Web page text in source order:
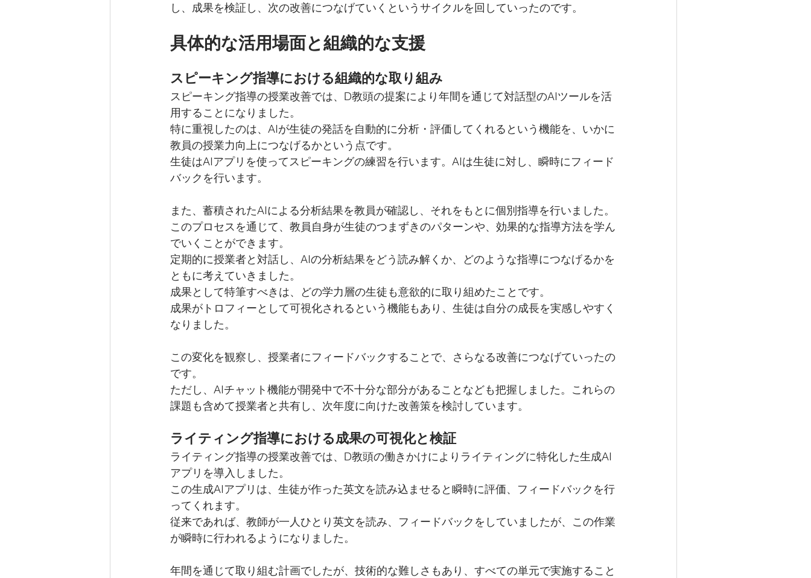
し、成果を検証し、次の改善につなげていくというサイクルを回していったのです。
具体的な活用場面と組織的な支援
スピーキング指導における組織的な取り組み
スピーキング指導の授業改善では、D教頭の提案により年間を通じて対話型のAIツールを活
用することになりました。
特に重視したのは、AIが生徒の発話を自動的に分析・評価してくれるという機能を、いかに
教員の授業力向上につなげるかという点です。
生徒はAIアプリを使ってスピーキングの練習を行います。AIは生徒に対し、瞬時にフィード
バックを行います。
また、蓄積されたAIによる分析結果を教員が確認し、それをもとに個別指導を行いました。
このプロセスを通じて、教員自身が生徒のつまずきのパターンや、効果的な指導方法を学ん
でいくことができます。
定期的に授業者と対話し、AIの分析結果をどう読み解くか、どのような指導につなげるかを
ともに考えていきました。
成果として特筆すべきは、どの学力層の生徒も意欲的に取り組めたことです。
成果がトロフィーとして可視化されるという機能もあり、生徒は自分の成長を実感しやすく
なりました。
この変化を観察し、授業者にフィードバックすることで、さらなる改善につなげていったの
です。
ただし、AIチャット機能が開発中で不十分な部分があることなども把握しました。これらの
課題も含めて授業者と共有し、次年度に向けた改善策を検討しています。
ライティング指導における成果の可視化と検証
ライティング指導の授業改善では、D教頭の働きかけによりライティングに特化した生成AI
アプリを導入しました。
この生成AIアプリは、生徒が作った英文を読み込ませると瞬時に評価、フィードバックを行
ってくれます。
従来であれば、教師が一人ひとり英文を読み、フィードバックをしていましたが、この作業
が瞬時に行われるようになりました。
年間を通じて取り組む計画でしたが、技術的な難しさもあり、すべての単元で実施すること